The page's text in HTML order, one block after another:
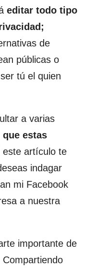
editar todo tipo
de
públicas o
tú el quien
a varias
que estas
este artículo te
indagar
mi Facebook
a nuestra
importante de